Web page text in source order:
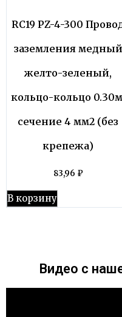
RC19 PZ-4-300
заземления медный
желто-зеленый,
кольцо-кольцо
сечение 4 мм2 (без
крепежа)
83,96 ₽
В корзину
Видео с